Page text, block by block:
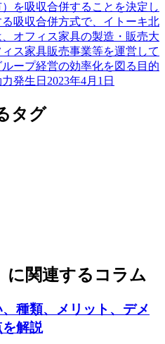
を吸収合併することを決定し
吸収合併方式で、イトーキ北
オフィス家具の製造・販売大
ス家具販売事業等を運営して
ープ経営の効率化を図る目的
発生日2023年4月1日
タグ
に関連するコラム
種類、メリット、デメ
を解説